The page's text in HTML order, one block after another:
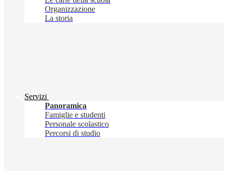
Organizzazione
La storia
Servizi
Panoramica
Famiglie e studenti
Personale scolastico
Percorsi di studio